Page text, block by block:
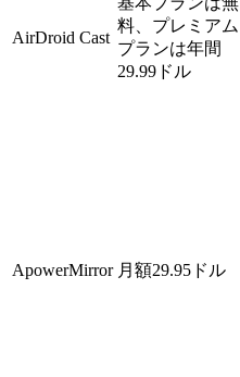
AirDroid Cast
料、プレミアム
プランは年間
29.99ドル
ApowerMirror 月額29.95ドル